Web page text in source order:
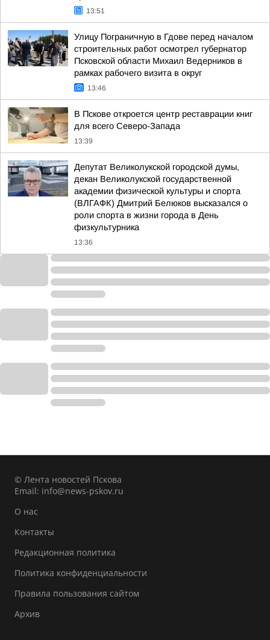
13:51
Улицу Пограничную в Гдове перед началом
строительных работ осмотрел губернатор
Псковской области Михаил Ведерников в
рамках рабочего визита в округ
13:46
В Пскове откроется центр реставрации книг
для всего Северо-Запада
13:39
Депутат Великолукской городской думы,
декан Великолукской государственной
академии физической культуры и спорта
(ВЛГАФК) Дмитрий Белюков высказался о
роли спорта в жизни города в День
физкультурника
13:36
© Лента новостей Пскова
Email: info@news-pskov.ru
О нас
Контакты
Редакционная политика
Политика конфиденциальности
Правила пользования сайтом
Архив